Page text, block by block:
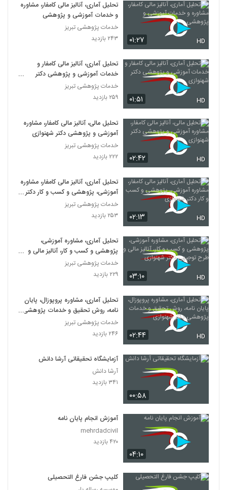
۰۱:۲۷ HD
تحلیل آماری، آنالیز مالی کامفار، مشاوره
و خدمات آموزشی و پژوهشی
خدمات پژوهشی تبریز
۲۴۳ بازدید
۰۱:۵۱ HD
تحلیل آماری، آنالیز مالی کامفار و
خدمات آموزشی و پژوهشی دکتر
شهنوازی
خدمات پژوهشی تبریز
۲۵۹ بازدید
۰۲:۴۲ HD
تحلیل مالی، آنالیز مالی کامفار، مشاوره
آموزشی و پژوهشی دکتر شهنوازی
خدمات پژوهشی تبریز
۲۲۲ بازدید
۰۲:۱۳ HD
تحلیل آماری، آنالیز مالی کامفار، مشاوره
آموزشی، پژوهشی و کسب و کار دکتر
شهنوازی
خدمات پژوهشی تبریز
۲۵۳ بازدید
۰۳:۱۰ HD
تحلیل آماری، مشاوره آموزشی،
پژوهشی و کسب و کار، آنالیز مالی و
طرح توجیهی دکتر شهنوازی
خدمات پژوهشی تبریز
۲۲۹ بازدید
۰۲:۴۴ HD
تحلیل آماری، مشاوره پروپوزال، پایان
نامه، روش تحقیق و خدمات پژوهشی
دکتر شهنوازی
خدمات پژوهشی تبریز
۲۴۶ بازدید
۰۰:۵۸
آزمایشگاه تحقیقاتی آرشا دانش
آرشا دانش
۳۴۱ بازدید
۰۴:۱۰
آموزش انجام پایان نامه
mehrdadcivil
۴۲۰ بازدید
کلیپ جشن فارغ التحصیلی